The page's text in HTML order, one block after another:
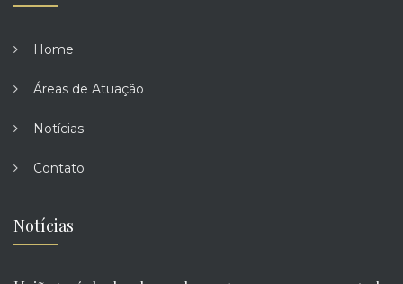
Home
Áreas de Atuação
Notícias
Contato
Notícias